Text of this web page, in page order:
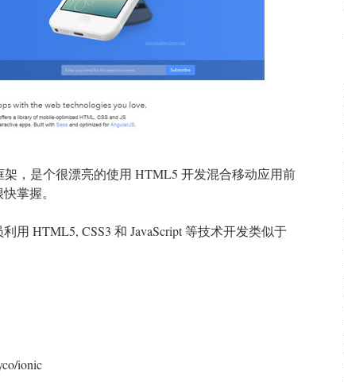
，是个很漂亮的使用 HTML5 开发混合移动应用前
掌握。
用 HTML5, CSS3 和 JavaScript 等技术开发类似于
ionic